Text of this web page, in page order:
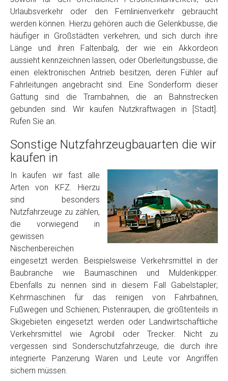
Urlaubsverkehr oder den Fernlinienverkehr gebraucht
werden können. Hierzu gehören auch die Gelenkbusse, die
häufiger in Großstädten verkehren, und sich durch ihre
Länge und ihren Faltenbalg, der wie ein Akkordeon
aussieht kennzeichnen lassen, oder Oberleitungsbusse, die
einen elektronischen Antrieb besitzen, deren Fühler auf
Fahrleitungen angebracht sind. Eine Sonderform dieser
Gattung sind die Trambahnen, die an Bahnstrecken
gebunden sind. Wir kaufen Nutzkraftwagen in [Stadt].
Rufen Sie an.
Sonstige Nutzfahrzeugbauarten die wir
kaufen in
In kaufen wir fast alle
Arten von KFZ. Hierzu
sind besonders
Nutzfahrzeuge zu zählen,
die vorwiegend in
gewissen
Nischenbereichen
eingesetzt werden. Beispielsweise Verkehrsmittel in der
Baubranche wie Baumaschinen und Muldenkipper.
Ebenfalls zu nennen sind in diesem Fall Gabelstapler;
Kehrmaschinen für das reinigen von Fahrbahnen,
Fußwegen und Schienen; Pistenraupen, die größtenteils in
Skigebieten eingesetzt werden oder Landwirtschaftliche
Verkehrsmittel wie Agrobil oder Trecker. Nicht zu
vergessen sind Sonderschutzfahrzeuge, die durch ihre
integrierte Panzerung Waren und Leute vor Angriffen
sichern müssen.